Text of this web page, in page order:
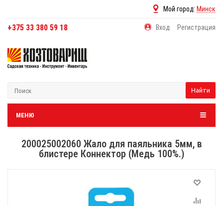
Мой город: Минск
+375 33 380 59 18 Вход Регистрация
Найти
МЕНЮ
200025002060 Жало для паяльника 5мм, в
блистере Коннектор (Медь 100%.)